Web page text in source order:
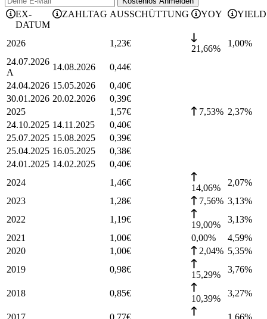
EX-
DATUM
ZAHLTAG AUSSCHÜTTUNG YOY YIELD
2026 1,23€
21,66%
1,00%
24.07.2026
A
14.08.2026 0,44€
24.04.2026 15.05.2026 0,40€
30.01.2026 20.02.2026 0,39€
2025
1,57€ 7,53% 2,37%
24.10.2025 14.11.2025 0,40€
25.07.2025 15.08.2025 0,39€
25.04.2025 16.05.2025 0,38€
24.01.2025 14.02.2025 0,40€
2024
1,46€
14,06%
2,07%
2023
1,28€ 7,56% 3,13%
2022
1,19€
19,00%
3,13%
2021
1,00€ 0,00% 4,59%
2020
1,00€ 2,04% 5,35%
2019
0,98€
15,29%
3,76%
2018 0,85€
10,39%
3,27%